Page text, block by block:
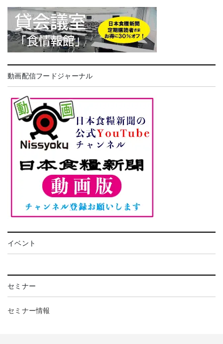
動画配信フードジャーナル
イベント
セミナー
セミナー情報